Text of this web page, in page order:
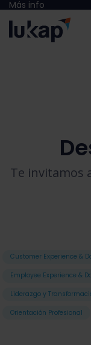
Más info
Te invitamos
Customer Experience &
Employee Experience &
Liderazgo y
Orientación Profesional